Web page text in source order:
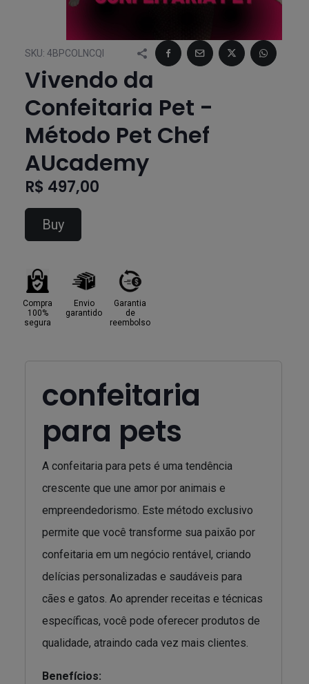
SKU: 4BPCOLNCQI
Vivendo da
Confeitaria Pet -
Método Pet Chef
AUcademy
R$ 497,00
Buy
Compra
100%
segura
Envio
garantido
Garantia
de
reembolso
confeitaria
para pets
A confeitaria para pets é uma tendência
crescente que une amor por animais e
empreendedorismo. Este método exclusivo
permite que você transforme sua paixão por
confeitaria em um negócio rentável, criando
delícias personalizadas e saudáveis para
cães e gatos. Ao aprender receitas e técnicas
específicas, você pode oferecer produtos de
qualidade, atraindo cada vez mais clientes.
Benefícios: